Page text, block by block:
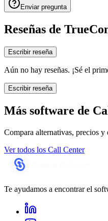
Enviar pregunta
Reseñas de
Escribir reseña
Aún no hay reseñas. ¡Sé el
Escribir reseña
Más software de
Compara alternativas, precios y
Ver todos los Call Center
Te ayudamos a encontrar el